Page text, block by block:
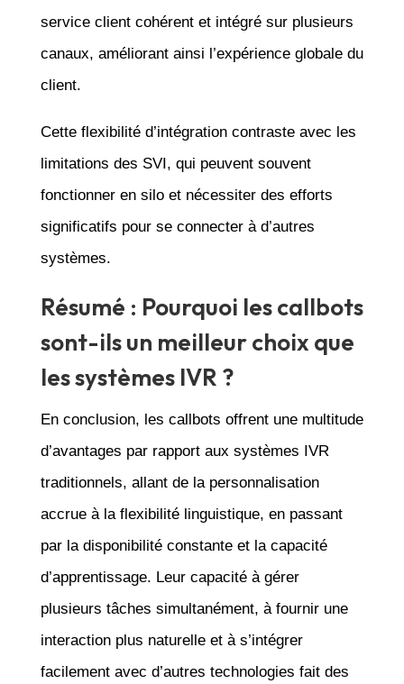
service client cohérent et intégré sur plusieurs
canaux, améliorant ainsi l’expérience globale du
client.
Cette flexibilité d’intégration contraste avec les
limitations des SVI, qui peuvent souvent
fonctionner en silo et nécessiter des efforts
significatifs pour se connecter à d’autres
systèmes.
Résumé : Pourquoi les callbots
sont-ils un meilleur choix que
les systèmes IVR ?
En conclusion, les callbots offrent une multitude
d’avantages par rapport aux systèmes IVR
traditionnels, allant de la personnalisation
accrue à la flexibilité linguistique, en passant
par la disponibilité constante et la capacité
d’apprentissage. Leur capacité à gérer
plusieurs tâches simultanément, à fournir une
interaction plus naturelle et à s’intégrer
facilement avec d’autres technologies fait des